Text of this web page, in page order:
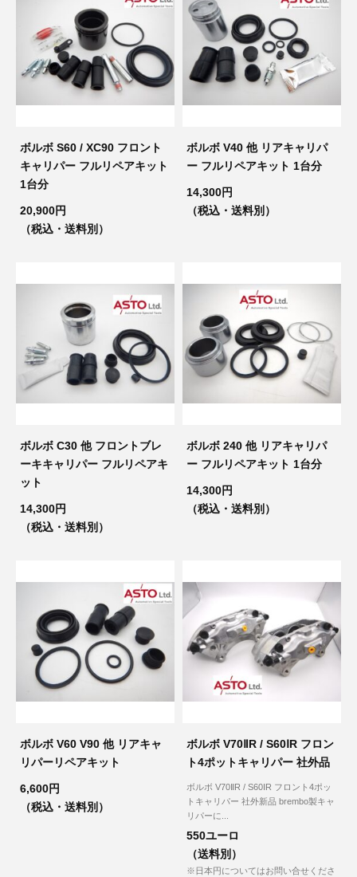
ボルボ S60 / XC90 フロント
キャリパー フルリペアキット
1台分
20,900円
（税込・送料別）
ボルボ V40 他 リアキャリパ
ー フルリペアキット 1台分
14,300円
（税込・送料別）
ボルボ C30 他 フロントブレ
ーキキャリパー フルリペアキ
ット
14,300円
（税込・送料別）
ボルボ 240 他 リアキャリパ
ー フルリペアキット 1台分
14,300円
（税込・送料別）
ボルボ V60 V90 他 リアキャ
リパーリペアキット
6,600円
（税込・送料別）
ボルボ V70ⅡR / S60ⅠR フロン
ト4ポットキャリパー 社外品
ボルボ V70ⅡR / S60ⅠR フロント4ポッ
トキャリパー 社外新品 brembo製キャ
リパーに...
550ユーロ
（送料別）
※日本円についてはお問い合せくださ